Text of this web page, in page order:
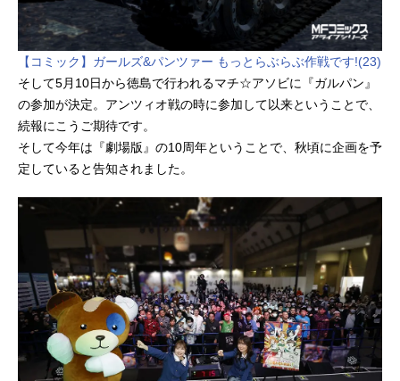
【コミック】ガールズ&パンツァー もっとらぶらぶ作戦です!(23)
そして5月10日から徳島で行われるマチ☆アソビに『ガルパン』
の参加が決定。アンツィオ戦の時に参加して以来ということで、
続報にこうご期待です。
そして今年は『劇場版』の10周年ということで、秋頃に企画を予
定していると告知されました。